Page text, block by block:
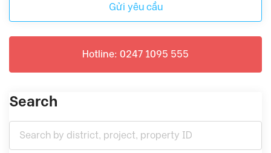
Gửi yêu cầu
Hotline: 0247 1095 555
Search